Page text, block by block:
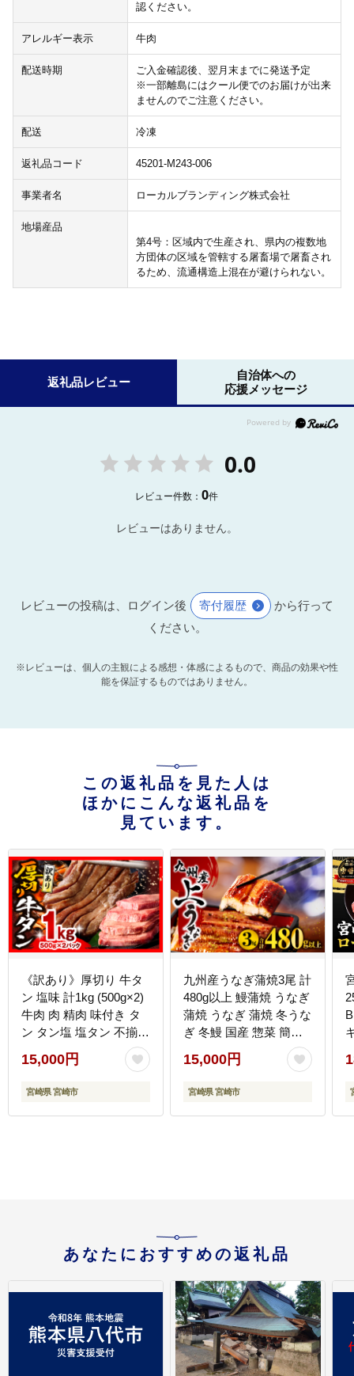
認ください。
アレルギー表示 牛肉
配送時期
ご入金確認後、翌月末までに発送予定
※一部離島にはクール便でのお届けが出来
ませんのでご注意ください。
配送 冷凍
返礼品コード 45201-M243-006
事業者名 ローカルブランディング株式会社
地場産品
第4号：区域内で生産され、県内の複数地
方団体の区域を管轄する屠畜場で屠畜され
るため、流通構造上混在が避けられない。
返礼品レビュー
自治体への
応援メッセージ
0.0
レビュー件数：0件
レビューはありません。
レビューの投稿は、ログイン後 寄付履歴
から行って
ください。
※レビューは、個人の主観による感想・体感によるもので、商品の効果や性
能を保証するものではありません。
この返礼品を見た人は
ほかにこんな返礼品を
見ています。
《訳あり》厚切り 牛タ
ン 塩味 計1kg (500g×2)
牛肉 肉 精肉 味付き タ
ン タン塩 塩タン 不揃い
規格外 小分け パック 簡
単調理 焼くだけ キャン
プ 焼肉 厚切り牛タン グ
宮崎市
15,000円
宮崎県 宮崎市
九州産うなぎ蒲焼3尾 計
480g以上 鰻蒲焼 うなぎ
蒲焼 うなぎ 蒲焼 冬うな
ぎ 冬鰻 国産 惣菜 簡単
調理 レンジ 湯煎 ボイル
小分け パック 冷凍 人気
おすすめ 鰻楽
15,000円
宮崎県 宮崎市
あなたにおすすめの返礼品